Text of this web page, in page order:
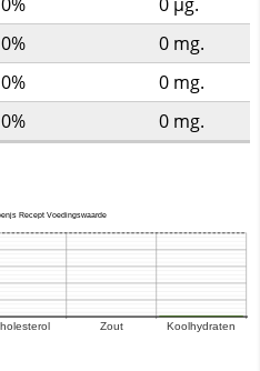
0% 0 mg.
0% 0 mg.
0% 0 mg.